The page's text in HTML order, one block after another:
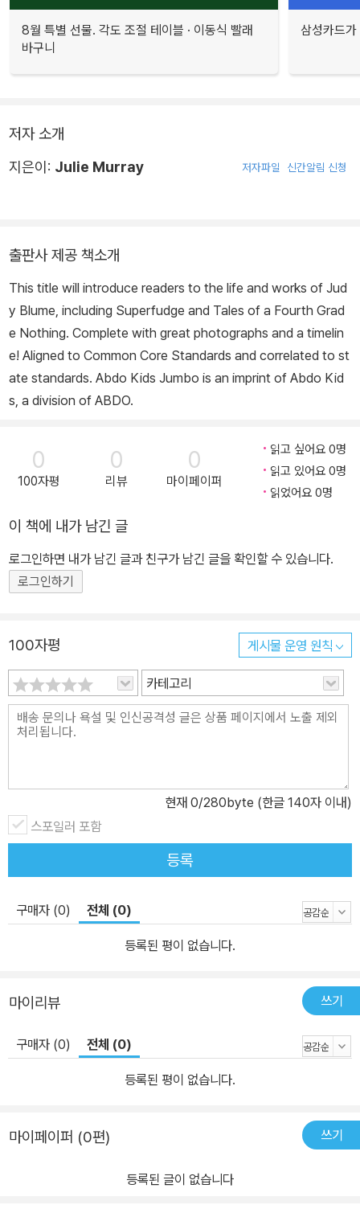
8월 특별 선물. 각도 조절 테이블 · 이동식 빨래
바구니
삼성카드
저자 소개
지은이: Julie Murray 저자파일 신간알림 신청
출판사 제공 책소개
This title will introduce readers to the life and works of Jud
y Blume, including Superfudge and Tales of a Fourth Grad
e Nothing. Complete with great photographs and a timelin
e! Aligned to Common Core Standards and correlated to st
ate standards. Abdo Kids Jumbo is an imprint of Abdo Kid
s, a division of ABDO.
0
100자평
0
리뷰
0
마이페이퍼
읽고 싶어요 0명
읽고 있어요 0명
읽었어요 0명
이 책에 내가 남긴 글
로그인하면 내가 남긴 글과 친구가 남긴 글을 확인할 수 있습니다.
로그인하기
100자평 게시물 운영 원칙
카테고리
현재 0/280byte (한글 140자 이내)
스포일러 포함
등록
구매자 (0) 전체 (0)
등록된 평이 없습니다.
마이리뷰 쓰기
구매자 (0) 전체 (0)
등록된 평이 없습니다.
마이페이퍼 (0편) 쓰기
등록된 글이 없습니다